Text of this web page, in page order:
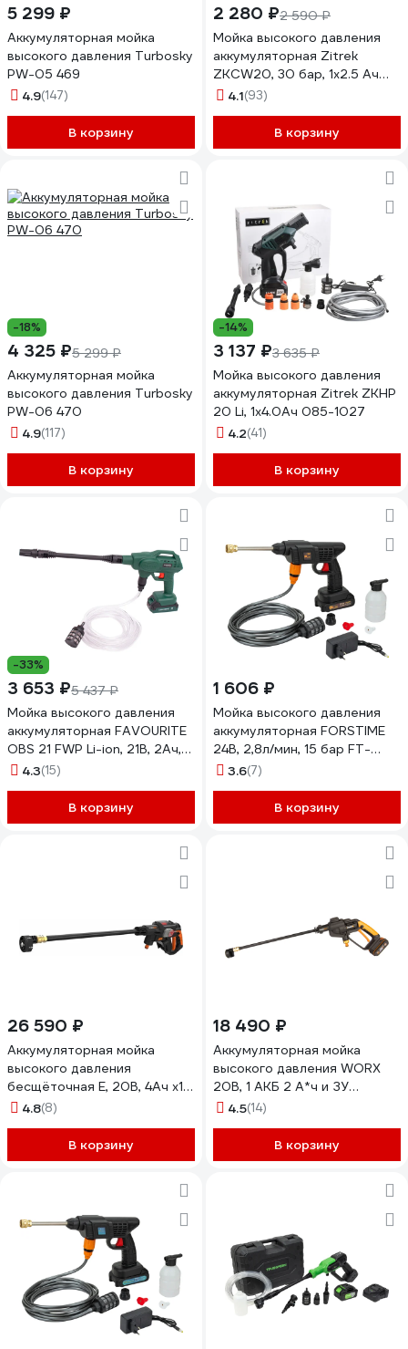
5 299 ₽
Аккумуляторная мойка
высокого давления Turbosky
PW-05 469
4.9(147)
В корзину
2 280 ₽2 590 ₽
Мойка высокого давления
аккумуляторная Zitrek
ZKCW20, 30 бар, 1x2.5 Ач
085-2040
4.1(93)
В корзину
-18%
4 325 ₽5 299 ₽
Аккумуляторная мойка
высокого давления Turbosky
PW-06 470
4.9(117)
В корзину
-14%
3 137 ₽3 635 ₽
Мойка высокого давления
аккумуляторная Zitrek ZKHP
20 Li, 1x4.0Ач 085-1027
4.2(41)
В корзину
-33%
3 653 ₽5 437 ₽
Мойка высокого давления
аккумуляторная FAVOURITE
OBS 21 FWP Li-ion, 21В, 2Ач,
40 бар 150221040
4.3(15)
В корзину
1 606 ₽
Мойка высокого давления
аккумуляторная FORSTIME
24В, 2,8л/мин, 15 бар FT-
PG001(62610)
3.6(7)
В корзину
26 590 ₽
Аккумуляторная мойка
высокого давления
бесщёточная E, 20В, 4Ач х1,
ЗУ 2А WORX WG633
4.8(8)
В корзину
18 490 ₽
Аккумуляторная мойка
высокого давления WORX
20В, 1 АКБ 2 А*ч и ЗУ
WG620E
4.5(14)
В корзину